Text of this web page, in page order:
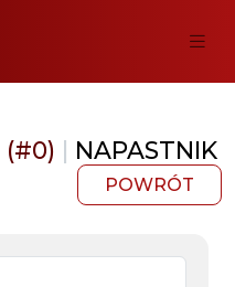
(#0) | NAPASTNIK
POWRÓT